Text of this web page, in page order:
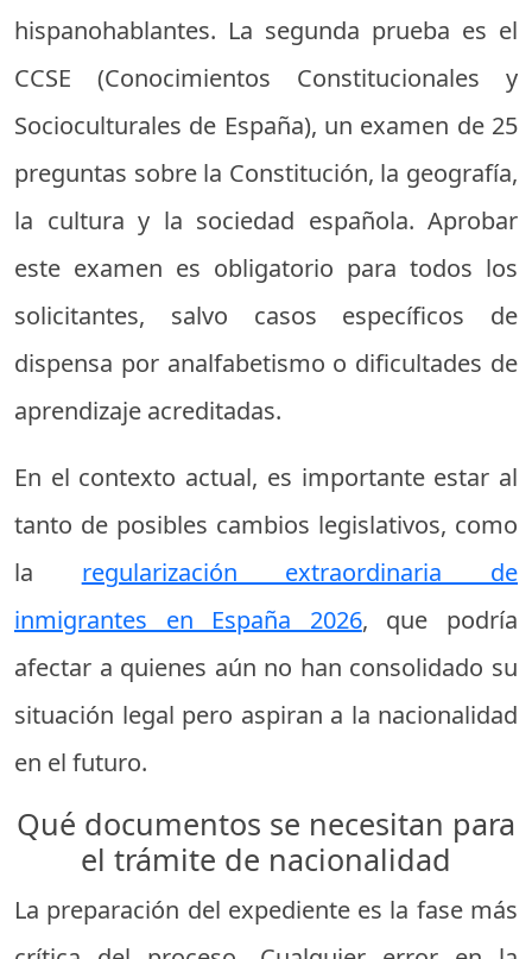
hispanohablantes. La segunda prueba es el
CCSE (Conocimientos Constitucionales y
Socioculturales de España), un examen de 25
preguntas sobre la Constitución, la geografía,
la cultura y la sociedad española. Aprobar
este examen es obligatorio para todos los
solicitantes, salvo casos específicos de
dispensa por analfabetismo o dificultades de
aprendizaje acreditadas.
En el contexto actual, es importante estar al
tanto de posibles cambios legislativos, como
la regularización extraordinaria de
inmigrantes en España 2026, que podría
afectar a quienes aún no han consolidado su
situación legal pero aspiran a la nacionalidad
en el futuro.
Qué documentos se necesitan para
el trámite de nacionalidad
La preparación del expediente es la fase más